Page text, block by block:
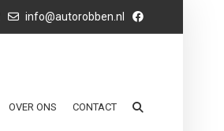
info@autorobben.nl
OVER ONS CONTACT